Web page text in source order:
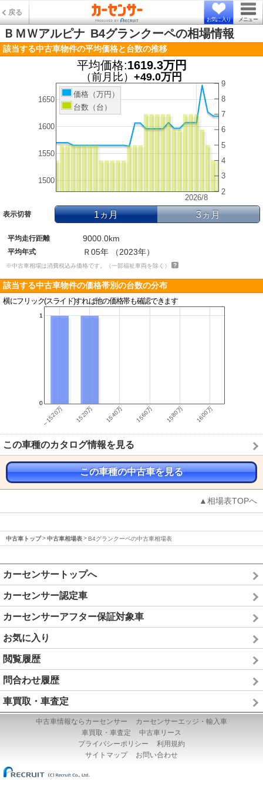
戻る
お気に入り メニュー
ＢＭＷアルピナ B4グランクーペの相場情報
該当する中古車物件の平均価格と台数の推移
平均価格:1619.3万円
（前月比） +49.0万円
2026/8
1500
1550
1600
1650
2
3
4
5
6
7
8
9
価格（万円）
台数（台）
表示切替 1ヵ月 3ヵ月
平均走行距離 9000.0km
平均年式 Ｒ05年 （2023年）
※中古車相場は消費税込み価格です。（一部福祉車両を除く）
該当する中古車物件の価格帯別の台数の分布
横にフリック(スライド)すれば他の価格帯も確認できます
この車種のカタログ情報を見る
この車種の中古車を見る
▲相場表TOPへ
中古車トップ 中古車相場表 B4グランクーペの中古車相場表
カーセンサートップへ
カーセンサー認定車
カーセンサーアフター保証対象車
お気に入り
閲覧履歴
問合わせ履歴
車買取・車査定
中古車情報ならカーセンサー
カーセンサーエッジ・輸入車
車買取・車査定
中古車リース
プライバシーポリシー
利用規約
サイトマップ
お問い合わせ